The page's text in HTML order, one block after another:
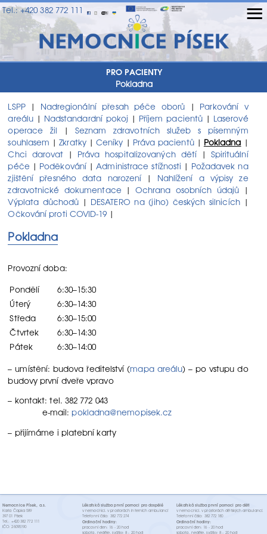
Tel.: +420 382 772 111 ≡
PRO PACIENTY
Pokladna
LSPP| Nadregionální přesah péče oborů | Parkování v
areálu| Nadstandardní pokoj | Příjem pacientů | Laserové
operace žil | Seznam zdravotních služeb s písemným
souhlasem |Zkratky|Ceníky | Práva pacientů| Pokladna |
Chci darovat | Práva hospitalizovaných dětí| Spirituální
péče| Poděkování|Administrace stížnosti | Požadavek na
zjištění přesného data narození| Nahlížení a výpisy ze
zdravotnické dokumentace| Ochrana osobních údajů |
Výplata důchodů | DESATERO na (jiho) českých silnicích|
Očkování proti COVID-19 |
Pokladna
Provozní doba:
Pondělí
6:30–15:30
Úterý
6:30–14:30
Středa
6:30–15:00
Čtvrtek
6:30–14:30
Pátek
6:30–14:00
– umístění: budova ředitelství (mapa areálu) – po vstupu do
budovy první dveře vpravo
– kontakt: tel. 382 772 043
e-mail:pokladna@nemopisek.cz
– přijímáme i platební karty
Nemocnice Písek, a.s.
Karla Čapka 589
397 01 Písek
Tel.: +420 382 772 111
IČO: 26095190
Lékařská služba první pomoci pro dospělé
v nemocnici, v prostorách interních ambulancí
Telefonní číslo: 382 772 274
Ordinační hodiny:
pracovní den: 16 - 20 hod
sobota, neděle, svátky: 8 - 20 hod
Lékařská služba první pomoci pro děti
v nemocnici, v prostorách dětských ambulancí.
Telefonní číslo: 382 772 180
Ordinační hodiny:
pracovní den: 16 - 20 hod
sobota, neděle, svátky: 8 - 20 hod